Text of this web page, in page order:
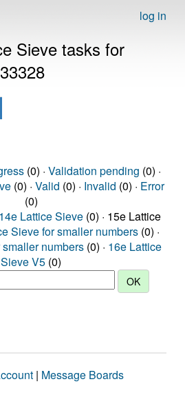
log in
Sieve tasks for
(0) · Validation pending (0) ·
(0) · Valid (0) · Invalid (0) · Error
(0)
14e Lattice Sieve (0) · 15e Lattice
Sieve for smaller numbers (0) ·
numbers (0) · 16e Lattice
Sieve V5 (0)
| Message Boards